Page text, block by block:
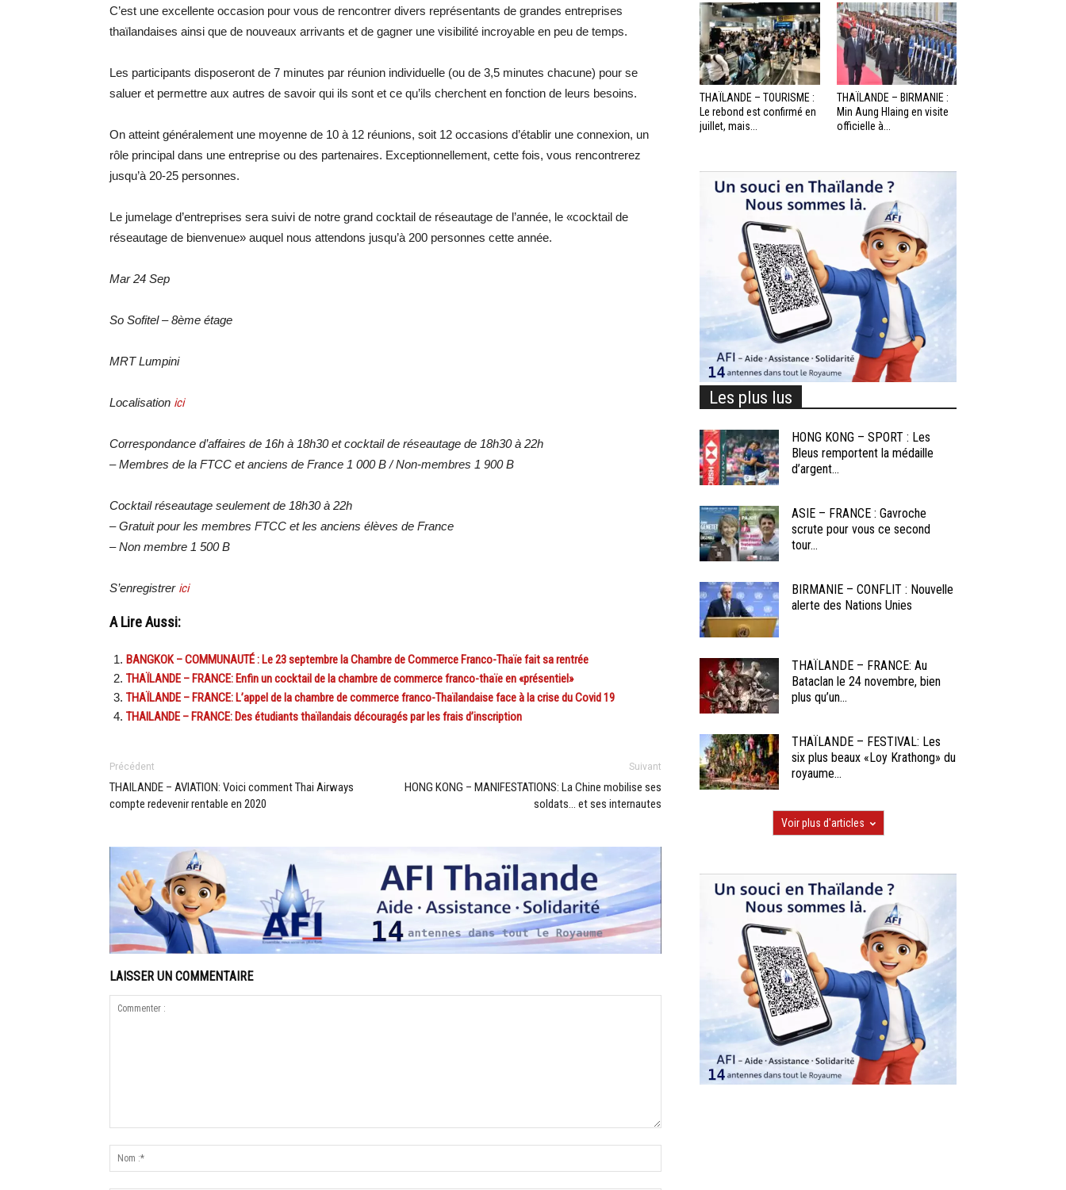
C’est une excellente occasion pour vous de rencontrer divers représentants de grandes entreprises
thaïlandaises ainsi que de nouveaux arrivants et de gagner une visibilité incroyable en peu de temps.
Les participants disposeront de 7 minutes par réunion individuelle (ou de 3,5 minutes chacune) pour se
saluer et permettre aux autres de savoir qui ils sont et ce qu’ils cherchent en fonction de leurs besoins.
On atteint généralement une moyenne de 10 à 12 réunions, soit 12 occasions d’établir une connexion, un
rôle principal dans une entreprise ou des partenaires. Exceptionnellement, cette fois, vous rencontrerez
jusqu’à 20-25 personnes.
Le jumelage d’entreprises sera suivi de notre grand cocktail de réseautage de l’année, le «cocktail de
réseautage de bienvenue» auquel nous attendons jusqu’à 200 personnes cette année.
Mar 24 Sep
So Sofitel – 8ème étage
MRT Lumpini
Localisation ici
Correspondance d’affaires de 16h à 18h30 et cocktail de réseautage de 18h30 à 22h
– Membres de la FTCC et anciens de France 1 000 B / Non-membres 1 900 B
Cocktail réseautage seulement de 18h30 à 22h
– Gratuit pour les membres FTCC et les anciens élèves de France
– Non membre 1 500 B
S’enregistrer ici
A Lire Aussi:
BANGKOK – COMMUNAUTÉ : Le 23 septembre la Chambre de Commerce Franco-Thaïe fait sa rentrée
THAÏLANDE – FRANCE: Enfin un cocktail de la chambre de commerce franco-thaïe en «présentiel»
THAÏLANDE – FRANCE: L’appel de la chambre de commerce franco-Thaïlandaise face à la crise du Covid 19
THAILANDE – FRANCE: Des étudiants thaïlandais découragés par les frais d’inscription
Précédent
THAILANDE – AVIATION: Voici comment Thai Airways
compte redevenir rentable en 2020
Suivant
HONG KONG – MANIFESTATIONS: La Chine mobilise ses
soldats… et ses internautes
LAISSER UN COMMENTAIRE
THAÏLANDE – TOURISME :
Le rebond est confirmé en
juillet, mais...
THAÏLANDE – BIRMANIE :
Min Aung Hlaing en visite
officielle à...
Les plus lus
HONG KONG – SPORT : Les
Bleus remportent la médaille
d’argent...
ASIE – FRANCE : Gavroche
scrute pour vous ce second
tour...
BIRMANIE – CONFLIT : Nouvelle
alerte des Nations Unies
THAÏLANDE – FRANCE: Au
Bataclan le 24 novembre, bien
plus qu’un...
THAÏLANDE – FESTIVAL: Les
six plus beaux «Loy Krathong» du
royaume...
Voir plus d'articles